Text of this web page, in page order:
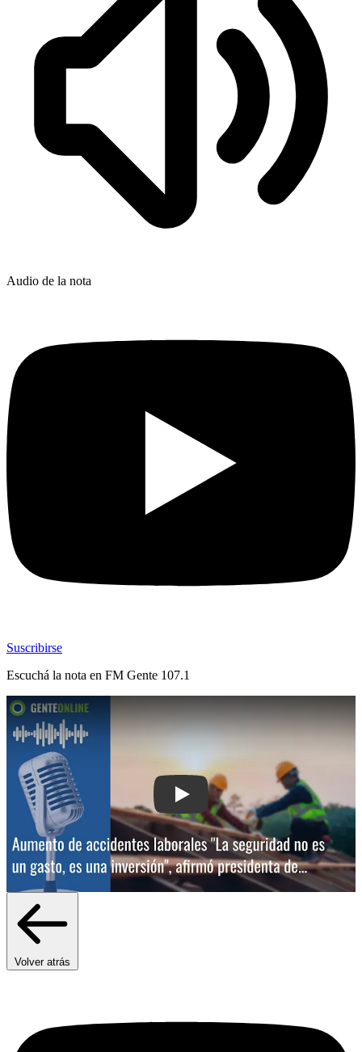
Audio de la nota
Suscribirse
Escuchá la nota en FM Gente 107.1
Play: Aumento de accidentes
Volver atrás